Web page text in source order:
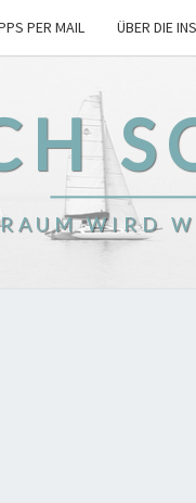
PER MAIL ÜBER DIE
WIRD